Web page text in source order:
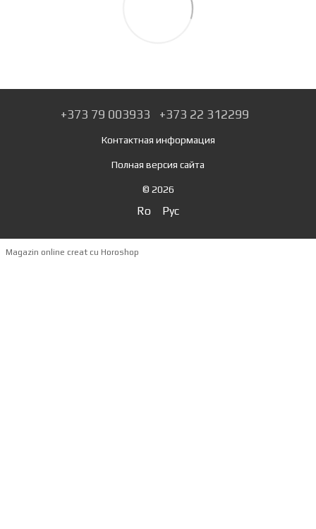
+373 79 003933 +373 22 312299
Контактная информация
Полная версия сайта
© 2026
Ro Рус
Magazin online creat cu Horoshop